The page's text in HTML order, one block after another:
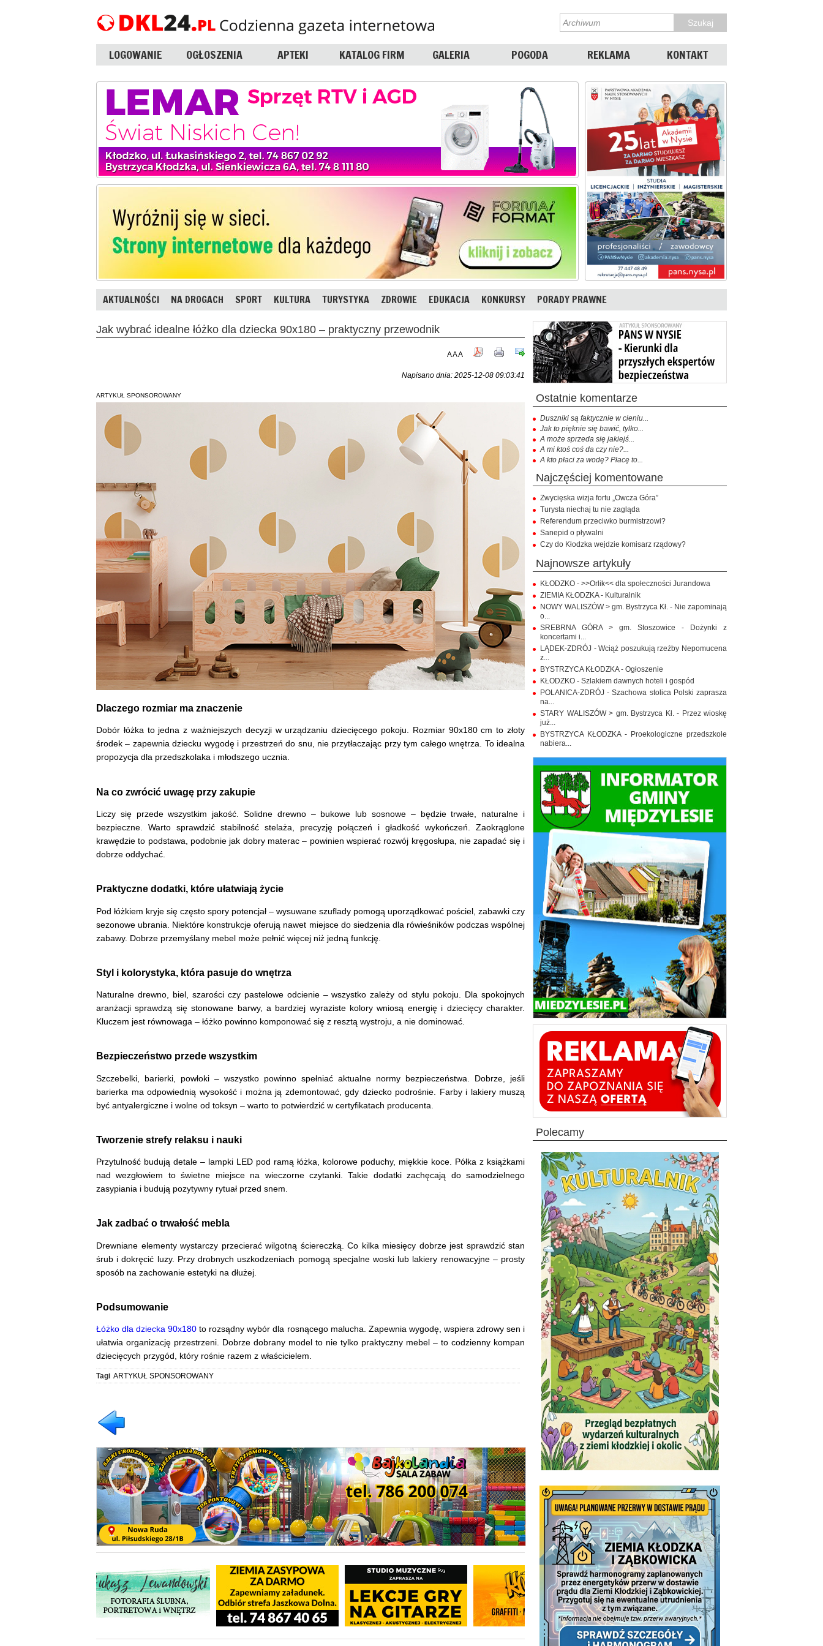
LOGOWANIE OGŁOSZENIA APTEKI KATALOG FIRM GALERIA POGODA REKLAMA KONTAKT
AKTUALNOŚCI NA DROGACH SPORT KULTURA TURYSTYKA ZDROWIE EDUKACJA KONKURSY PORADY PRAWNE
Jak wybrać idealne łóżko dla dziecka 90x180 – praktyczny przewodnik
AAA
Napisano dnia: 2025-12-08 09:03:41
ARTYKUŁ SPONSOROWANY
Dlaczego rozmiar ma znaczenie
Dobór łóżka to jedna z ważniejszych decyzji w urządzaniu dziecięcego pokoju. Rozmiar 90x180 cm to złoty
środek – zapewnia dziecku wygodę i przestrzeń do snu, nie przytłaczając przy tym całego wnętrza. To idealna
propozycja dla przedszkolaka i młodszego ucznia.
Na co zwrócić uwagę przy zakupie
Liczy się przede wszystkim jakość. Solidne drewno – bukowe lub sosnowe – będzie trwałe, naturalne i
bezpieczne. Warto sprawdzić stabilność stelaża, precyzję połączeń i gładkość wykończeń. Zaokrąglone
krawędzie to podstawa, podobnie jak dobry materac – powinien wspierać rozwój kręgosłupa, nie zapadać się i
dobrze oddychać.
Praktyczne dodatki, które ułatwiają życie
Pod łóżkiem kryje się często spory potencjał – wysuwane szuflady pomogą uporządkować pościel, zabawki czy
sezonowe ubrania. Niektóre konstrukcje oferują nawet miejsce do siedzenia dla rówieśników podczas wspólnej
zabawy. Dobrze przemyślany mebel może pełnić więcej niż jedną funkcję.
Styl i kolorystyka, która pasuje do wnętrza
Naturalne drewno, biel, szarości czy pastelowe odcienie – wszystko zależy od stylu pokoju. Dla spokojnych
aranżacji sprawdzą się stonowane barwy, a bardziej wyraziste kolory wniosą energię i dziecięcy charakter.
Kluczem jest równowaga – łóżko powinno komponować się z resztą wystroju, a nie dominować.
Bezpieczeństwo przede wszystkim
Szczebelki, barierki, powłoki – wszystko powinno spełniać aktualne normy bezpieczeństwa. Dobrze, jeśli
barierka ma odpowiednią wysokość i można ją zdemontować, gdy dziecko podrośnie. Farby i lakiery muszą
być antyalergiczne i wolne od toksyn – warto to potwierdzić w certyfikatach producenta.
Tworzenie strefy relaksu i nauki
Przytulność budują detale – lampki LED pod ramą łóżka, kolorowe poduchy, miękkie koce. Półka z książkami
nad wezgłowiem to świetne miejsce na wieczorne czytanki. Takie dodatki zachęcają do samodzielnego
zasypiania i budują pozytywny rytuał przed snem.
Jak zadbać o trwałość mebla
Drewniane elementy wystarczy przecierać wilgotną ściereczką. Co kilka miesięcy dobrze jest sprawdzić stan
śrub i dokręcić luzy. Przy drobnych uszkodzeniach pomogą specjalne woski lub lakiery renowacyjne – prosty
sposób na zachowanie estetyki na dłużej.
Podsumowanie
Łóżko dla dziecka 90x180 to rozsądny wybór dla rosnącego malucha. Zapewnia wygodę, wspiera zdrowy sen i
ułatwia organizację przestrzeni. Dobrze dobrany model to nie tylko praktyczny mebel – to codzienny kompan
dziecięcych przygód, który rośnie razem z właścicielem.
Tagi ARTYKUŁ SPONSOROWANY
ostatnie komentarze
Duszniki są faktycznie w cieniu...
Jak to pięknie się bawić, tylko...
A może sprzeda się jakiejś...
A mi ktoś coś da czy nie?...
A kto płaci za wodę? Płacę to...
najczęściej komentowane
Zwycięska wizja fortu „Owcza Góra”
Turysta niechaj tu nie zagląda
Referendum przeciwko burmistrzowi?
Sanepid o pływalni
Czy do Kłodzka wejdzie komisarz rządowy?
najnowsze artykuły
KŁODZKO - >>Orlik<< dla społeczności Jurandowa
ZIEMIA KŁODZKA - Kulturalnik
NOWY WALISZÓW > gm. Bystrzyca Kł. - Nie zapominają
o...
SREBRNA GÓRA > gm. Stoszowice - Dożynki z
koncertami i...
LĄDEK-ZDRÓJ - Wciąż poszukują rzeźby Nepomucena
z...
BYSTRZYCA KŁODZKA - Ogłoszenie
KŁODZKO - Szlakiem dawnych hoteli i gospód
POLANICA-ZDRÓJ - Szachowa stolica Polski zaprasza
na...
STARY WALISZÓW > gm. Bystrzyca Kł. - Przez wioskę
już...
BYSTRZYCA KŁODZKA - Proekologiczne przedszkole
nabiera...
polecamy